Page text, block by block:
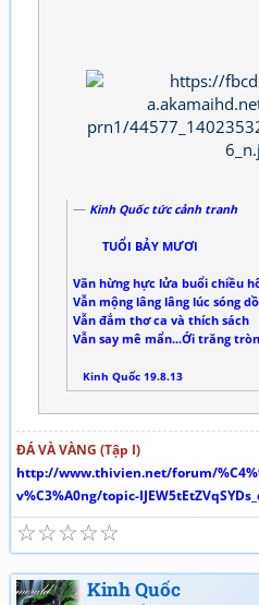
Kinh Quốc tức cảnh tranh
TUỔI BẢY MƯƠI
Vãn hừng hực lửa buổi chiều
Vẫn mộng lâng lâng lúc sóng
Vẫn đắm thơ ca và thích sách
Vẫn say mê mẩn...Ới trăng
Kinh Quốc 19.8.13
ĐÁ VÀ VÀNG (Tập I)
http://www.thivien.net/forum/
v%C3%A0ng/topic-
☆
☆
☆
☆
☆
Kinh Quốc